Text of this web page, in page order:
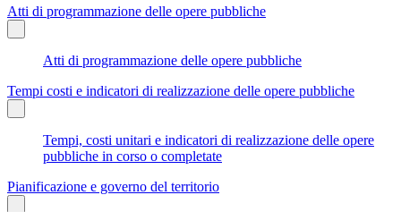
Atti di programmazione delle opere pubbliche
Atti di programmazione delle opere pubbliche
Tempi costi e indicatori di realizzazione delle opere pubbliche
Tempi, costi unitari e indicatori di realizzazione delle opere
pubbliche in corso o completate
Pianificazione e governo del territorio